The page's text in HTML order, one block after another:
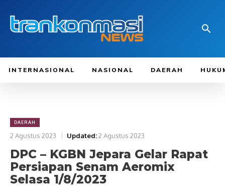
INTERNASIONAL NASIONAL DAERAH
DAERAH
2 Agustus 2023 Updated:2 Agustus 2023
DPC – KGBN Jepara Gelar Rapat
Persiapan Senam Aeromix
Selasa 1/8/2023